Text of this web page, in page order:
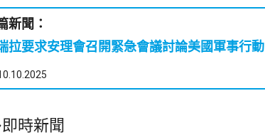
新聞：
拉要求安理會召開緊急會議討論美國軍事行動
時新聞